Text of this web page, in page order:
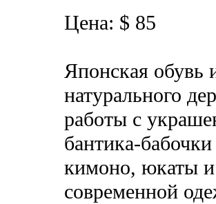
Цена: $ 85
Японская обувь
натурального
работы с
бантика-
кимоно, юкаты
современной